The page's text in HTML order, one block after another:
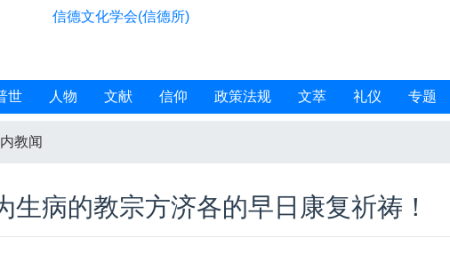
信德文化学会(信德所)
世 人物 文献 信仰 政策法规 文萃 礼仪 专题
教闻
生病的教宗方济各的早日康复祈祷！